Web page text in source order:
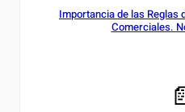
Importancia de las Reglas
Comerciales.